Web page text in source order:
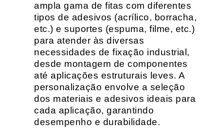
ampla gama de fitas com diferentes
tipos de adesivos (acrílico, borracha,
etc.) e suportes (espuma, filme, etc.)
para atender às diversas
necessidades de fixação industrial,
desde montagem de componentes
até aplicações estruturais leves. A
personalização envolve a seleção
dos materiais e adesivos ideais para
cada aplicação, garantindo
desempenho e durabilidade.